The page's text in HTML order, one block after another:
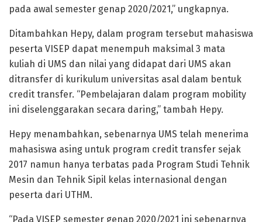
pada awal semester genap 2020/2021,” ungkapnya.
Ditambahkan Hepy, dalam program tersebut mahasiswa
peserta VISEP dapat menempuh maksimal 3 mata
kuliah di UMS dan nilai yang didapat dari UMS akan
ditransfer di kurikulum universitas asal dalam bentuk
credit transfer. “Pembelajaran dalam program mobility
ini diselenggarakan secara daring,” tambah Hepy.
Hepy menambahkan, sebenarnya UMS telah menerima
mahasiswa asing untuk program credit transfer sejak
2017 namun hanya terbatas pada Program Studi Tehnik
Mesin dan Tehnik Sipil kelas internasional dengan
peserta dari UTHM.
“Pada VISEP semester genap 2020/2021 ini sebenarnya